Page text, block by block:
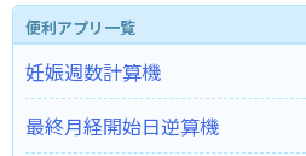
便利アプリ一覧
妊娠週数計算機
最終月経開始日逆算機